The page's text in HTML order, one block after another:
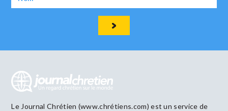
Le Journal Chrétien (www.chrétiens.com) est un service de